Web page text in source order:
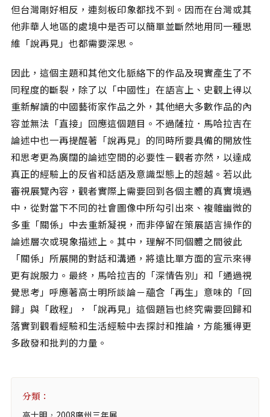
但台灣剛好相反，連刻板印象都找不到。因而在台灣或其
他非華人地區的處境中是否可以簡單並斷然地用同一種思
維「說再見」也都需要深思。
因此，這個主題和其他文化脈絡下的作品及現實產生了不
同程度的斷裂，除了以「中國性」在語言上、史觀上得以
重新解讀的中國藝術家作品之外，其他絕大多數作品的內
容並無法「直接」回應這個題目。不過薩拉．馬哈拉吉在
論述中也一再提醒著「說再見」的同時所要具備的開放性
和思考更為廣闊的論述空間的必要性－觀者亦然，以達成
真正的經驗上的反省和話語及意識型態上的超越。若以此
審視展覽內容，觀者實際上需要回到各個主體的真實境遇
中，從對當下不同的社會圖像中所勾引出來、複雜幽微的
多重「關係」中去重新凝視，而非停留在策展語言操作的
論述層次或現象描述上。其中，理解不同個體之間彼此
「關係」所展開的對話和溝通，將遠比單方面的宣示來得
更有說服力。最終，馬哈拉吉的「深情告別」和「通過視
覺思考」呼應著高士明所談論－蘊含「再生」意味的「回
歸」與「啟程」，「說再見」這個題旨也終究需要回歸和
落實到觀看經驗和生活經驗中去探討和推論，方能獲得更
多啟發和批判的力量。
分類：
高士明 ， 2008廣州三年展